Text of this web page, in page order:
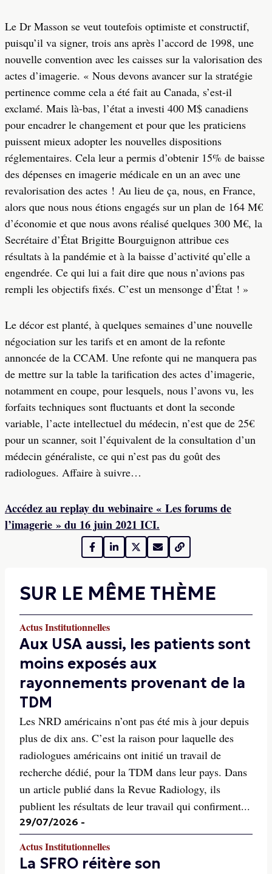
Le Dr Masson se veut toutefois optimiste et constructif,
puisqu’il va signer, trois ans après l’accord de 1998, une
nouvelle convention avec les caisses sur la valorisation des
actes d’imagerie. « Nous devons avancer sur la stratégie
pertinence comme cela a été fait au Canada, s’est-il
exclamé. Mais là-bas, l’état a investi 400 M$ canadiens
pour encadrer le changement et pour que les praticiens
puissent mieux adopter les nouvelles dispositions
réglementaires. Cela leur a permis d’obtenir 15% de baisse
des dépenses en imagerie médicale en un an avec une
revalorisation des actes ! Au lieu de ça, nous, en France,
alors que nous nous étions engagés sur un plan de 164 M€
d’économie et que nous avons réalisé quelques 300 M€, la
Secrétaire d’État Brigitte Bourguignon attribue ces
résultats à la pandémie et à la baisse d’activité qu’elle a
engendrée. Ce qui lui a fait dire que nous n’avions pas
rempli les objectifs fixés. C’est un mensonge d’État ! »
Le décor est planté, à quelques semaines d’une nouvelle
négociation sur les tarifs et en amont de la refonte
annoncée de la CCAM. Une refonte qui ne manquera pas
de mettre sur la table la tarification des actes d’imagerie,
notamment en coupe, pour lesquels, nous l’avons vu, les
forfaits techniques sont fluctuants et dont la seconde
variable, l’acte intellectuel du médecin, n’est que de 25€
pour un scanner, soit l’équivalent de la consultation d’un
médecin généraliste, ce qui n’est pas du goût des
radiologues. Affaire à suivre…
Accédez au replay du webinaire « Les forums de
l’imagerie » du 16 juin 2021 ICI.
SUR LE MÊME THÈME
Actus Institutionnelles
Aux USA aussi, les patients sont
moins exposés aux
rayonnements provenant de la
TDM
Les NRD américains n’ont pas été mis à jour depuis
plus de dix ans. C’est la raison pour laquelle des
radiologues américains ont initié un travail de
recherche dédié, pour la TDM dans leur pays. Dans
un article publié dans la Revue Radiology, ils
publient les résultats de leur travail qui confirment...
29/07/2026 -
Actus Institutionnelles
La SFRO réitère son